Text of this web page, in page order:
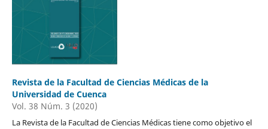
Revista de la Facultad de Ciencias Médicas de la
Universidad de Cuenca
Vol. 38 Núm. 3 (2020)
La Revista de la Facultad de Ciencias Médicas tiene como objetivo el